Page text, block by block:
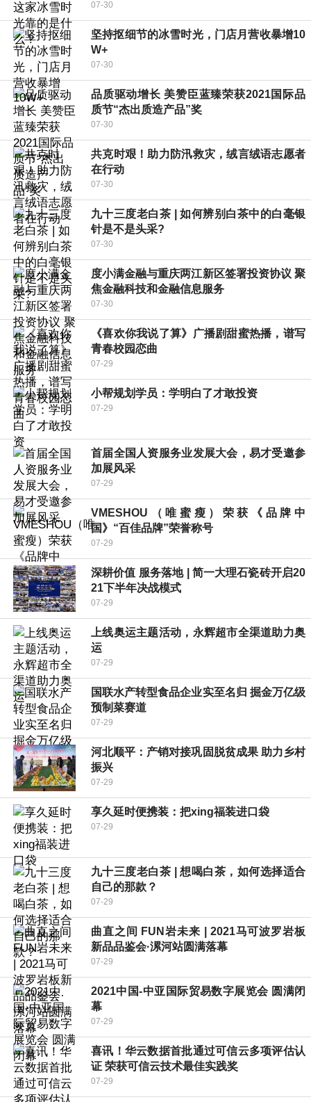
07-30
坚持抠细节的冰雪时光，门店月营收暴增10
W+
07-30
品质驱动增长 美赞臣蓝臻荣获2021国际品
质节“杰出质造产品”奖
07-30
共克时艰！助力防汛救灾，绒言绒语志愿者
在行动
07-30
九十三度老白茶 | 如何辨别白茶中的白毫银
针是不是头采?
07-30
度小满金融与重庆两江新区签署投资协议 聚
焦金融科技和金融信息服务
07-30
《喜欢你我说了算》广播剧甜蜜热播，谱写
青春校园恋曲
07-29
小帮规划学员：学明白了才敢投资
07-29
首届全国人资服务业发展大会，易才受邀参
加展风采
07-29
VMESHOU（唯蜜瘦）荣获《品牌中
国》“百佳品牌”荣誉称号
07-29
深耕价值 服务落地 | 简一大理石瓷砖开启20
21下半年决战模式
07-29
上线奥运主题活动，永辉超市全渠道助力奥
运
07-29
国联水产转型食品企业实至名归 掘金万亿级
预制菜赛道
07-29
河北顺平：产销对接巩固脱贫成果 助力乡村
振兴
07-29
享久延时便携装：把xing福装进口袋
07-29
九十三度老白茶 | 想喝白茶，如何选择适合
自己的那款？
07-29
曲直之间 FUN岩未来 | 2021马可波罗岩板
新品品鉴会·漯河站圆满落幕
07-29
2021中国-中亚国际贸易数字展览会 圆满闭
幕
07-29
喜讯！华云数据首批通过可信云多项评估认
证 荣获可信云技术最佳实践奖
07-29